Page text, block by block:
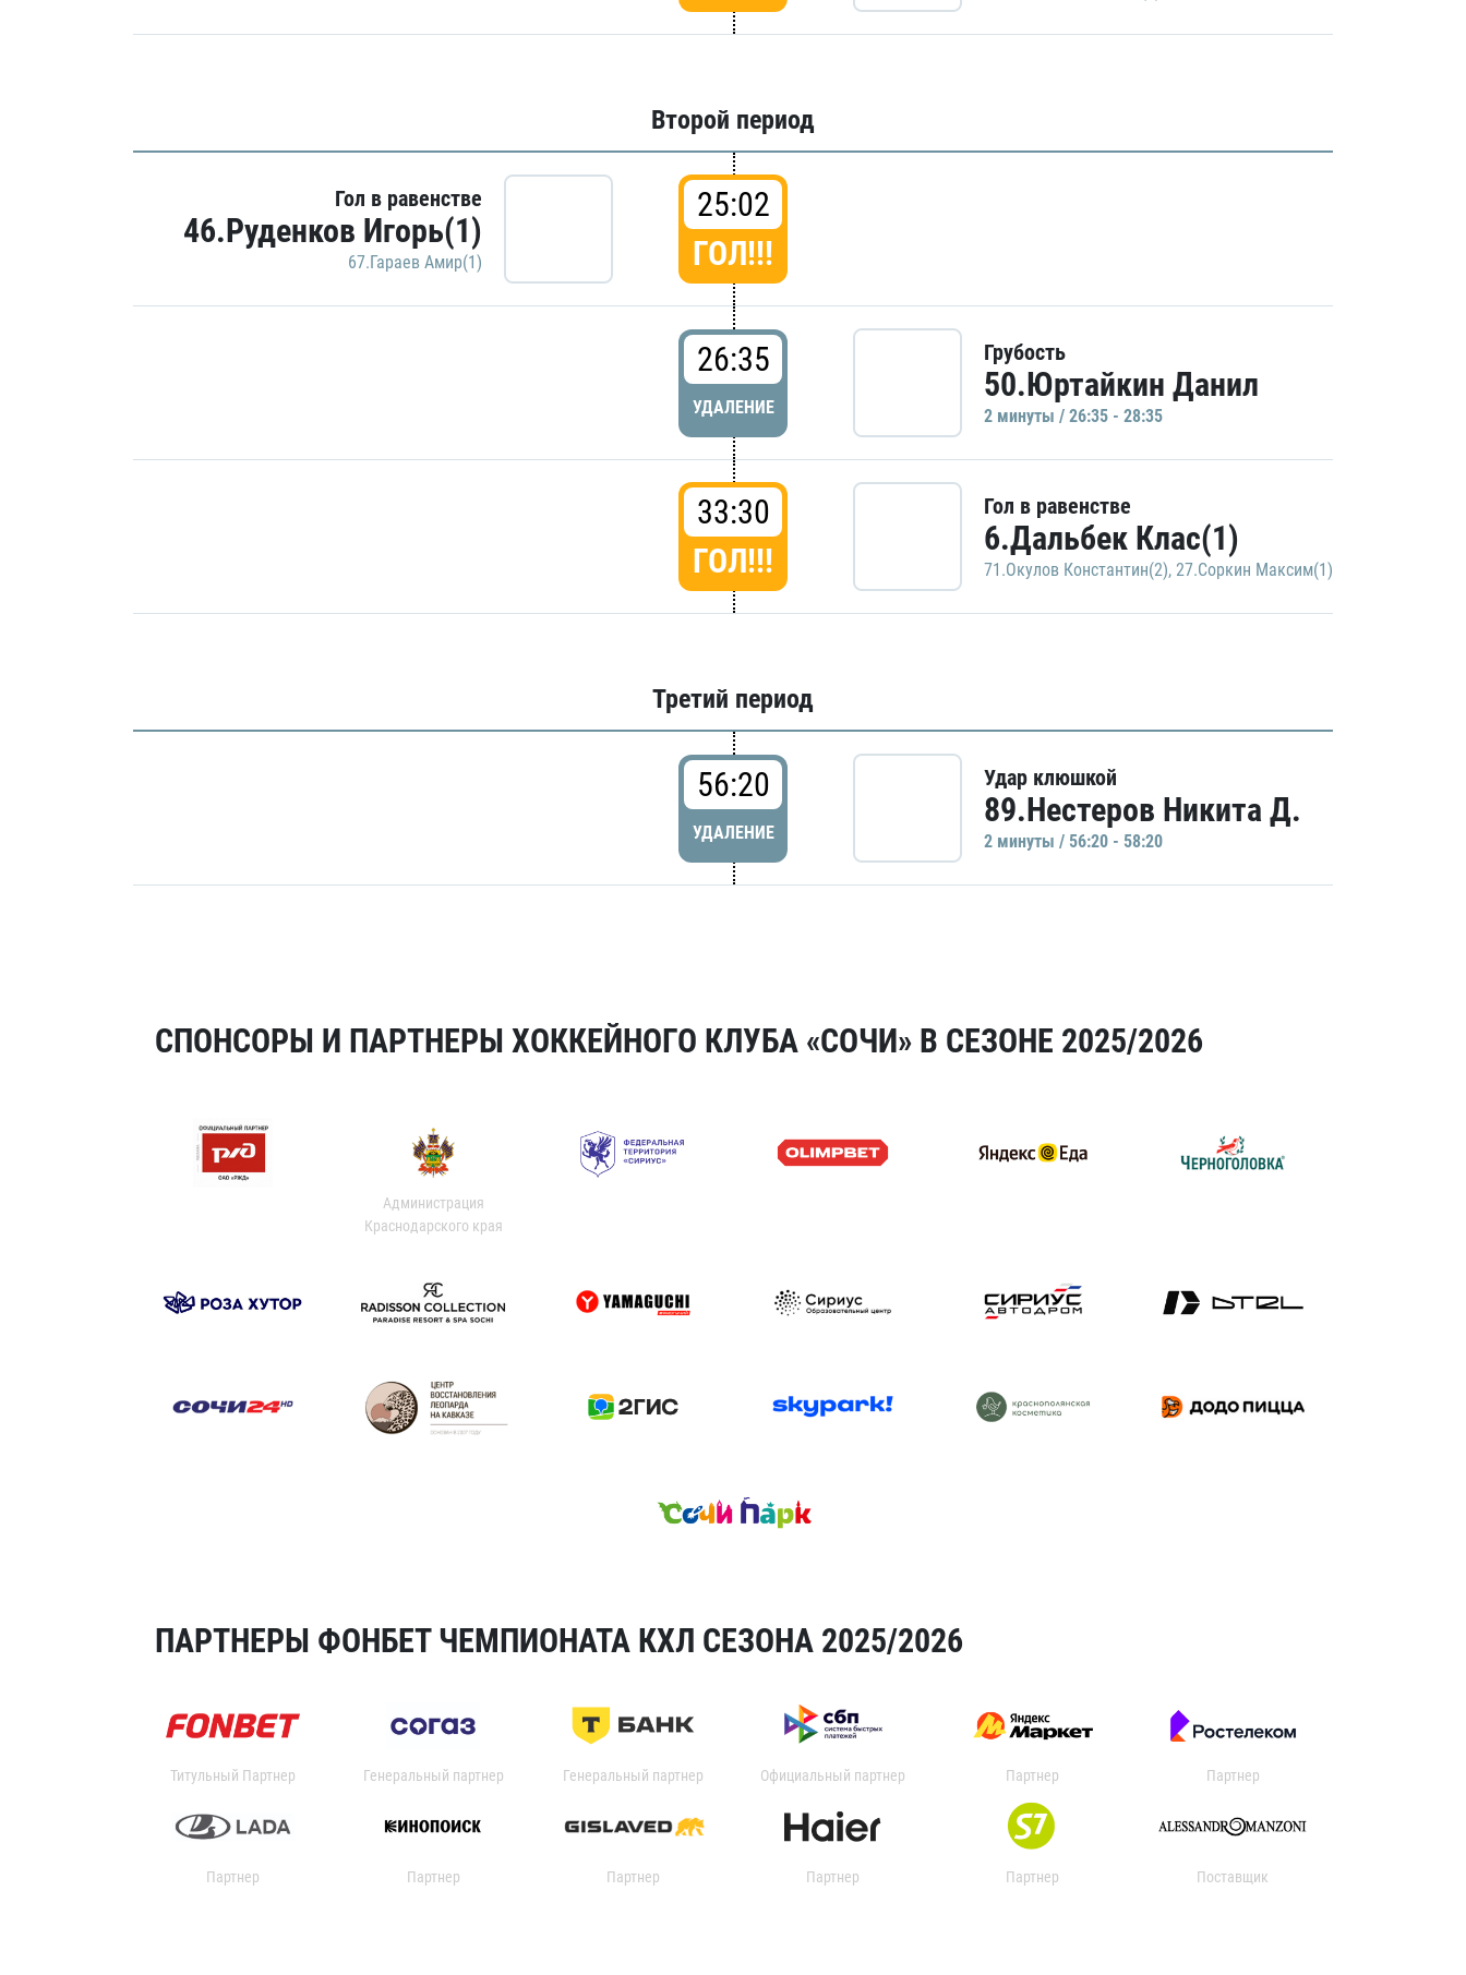
Второй период
Гол в равенстве
46.Руденков Игорь(1)
67.Гараев Амир(1)
25:02
ГОЛ!!!
26:35
УДАЛЕНИЕ
Грубость
50.Юртайкин Данил
2 минуты / 26:35 - 28:35
33:30
ГОЛ!!!
Гол в равенстве
6.Дальбек Клас(1)
71.Окулов Константин(2), 27.Соркин Максим(1)
Третий период
56:20
УДАЛЕНИЕ
Удар клюшкой
89.Нестеров Никита Д.
2 минуты / 56:20 - 58:20
СПОНСОРЫ И ПАРТНЕРЫ ХОККЕЙНОГО КЛУБА «СОЧИ» В СЕЗОНЕ 2025/2026
Администрация
Краснодарского края
ПАРТНЕРЫ ФОНБЕТ ЧЕМПИОНАТА КХЛ СЕЗОНА 2025/2026
Титульный Партнер Генеральный партнер Генеральный партнер Официальный партнер Партнер Партнер
Партнер Партнер Партнер Партнер Партнер Поставщик